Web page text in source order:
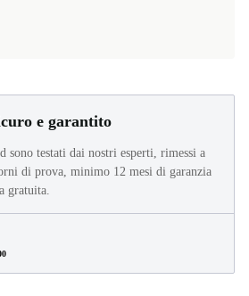
e garantito
sono testati dai nostri esperti, rimessi a
di prova, minimo 12 mesi di garanzia
gratuita.